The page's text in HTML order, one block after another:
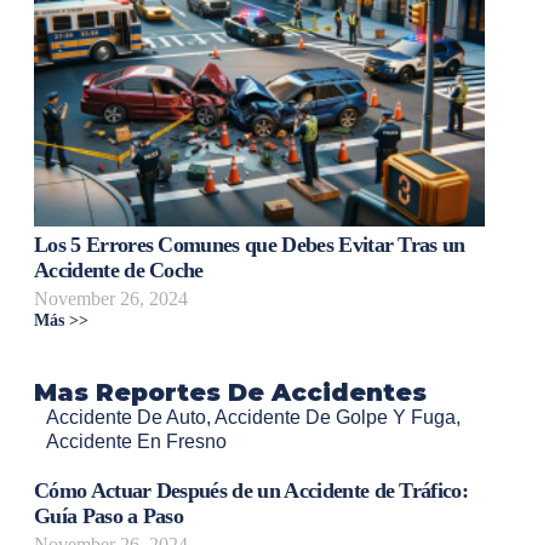
Los 5 Errores Comunes que Debes Evitar Tras un
Accidente de Coche
November 26, 2024
Más >>
Mas Reportes De Accidentes
Accidente De Auto, Accidente De Golpe Y Fuga,
Accidente En Fresno
Cómo Actuar Después de un Accidente de Tráfico:
Guía Paso a Paso